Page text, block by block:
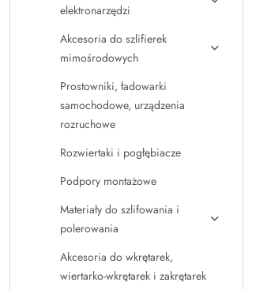
elektronarzędzi
Akcesoria do szlifierek
mimośrodowych
Prostowniki, ładowarki
samochodowe, urządzenia
rozruchowe
Rozwiertaki i pogłębiacze
Podpory montażowe
Materiały do szlifowania i
polerowania
Akcesoria do wkrętarek,
wiertarko-wkrętarek i zakrętarek